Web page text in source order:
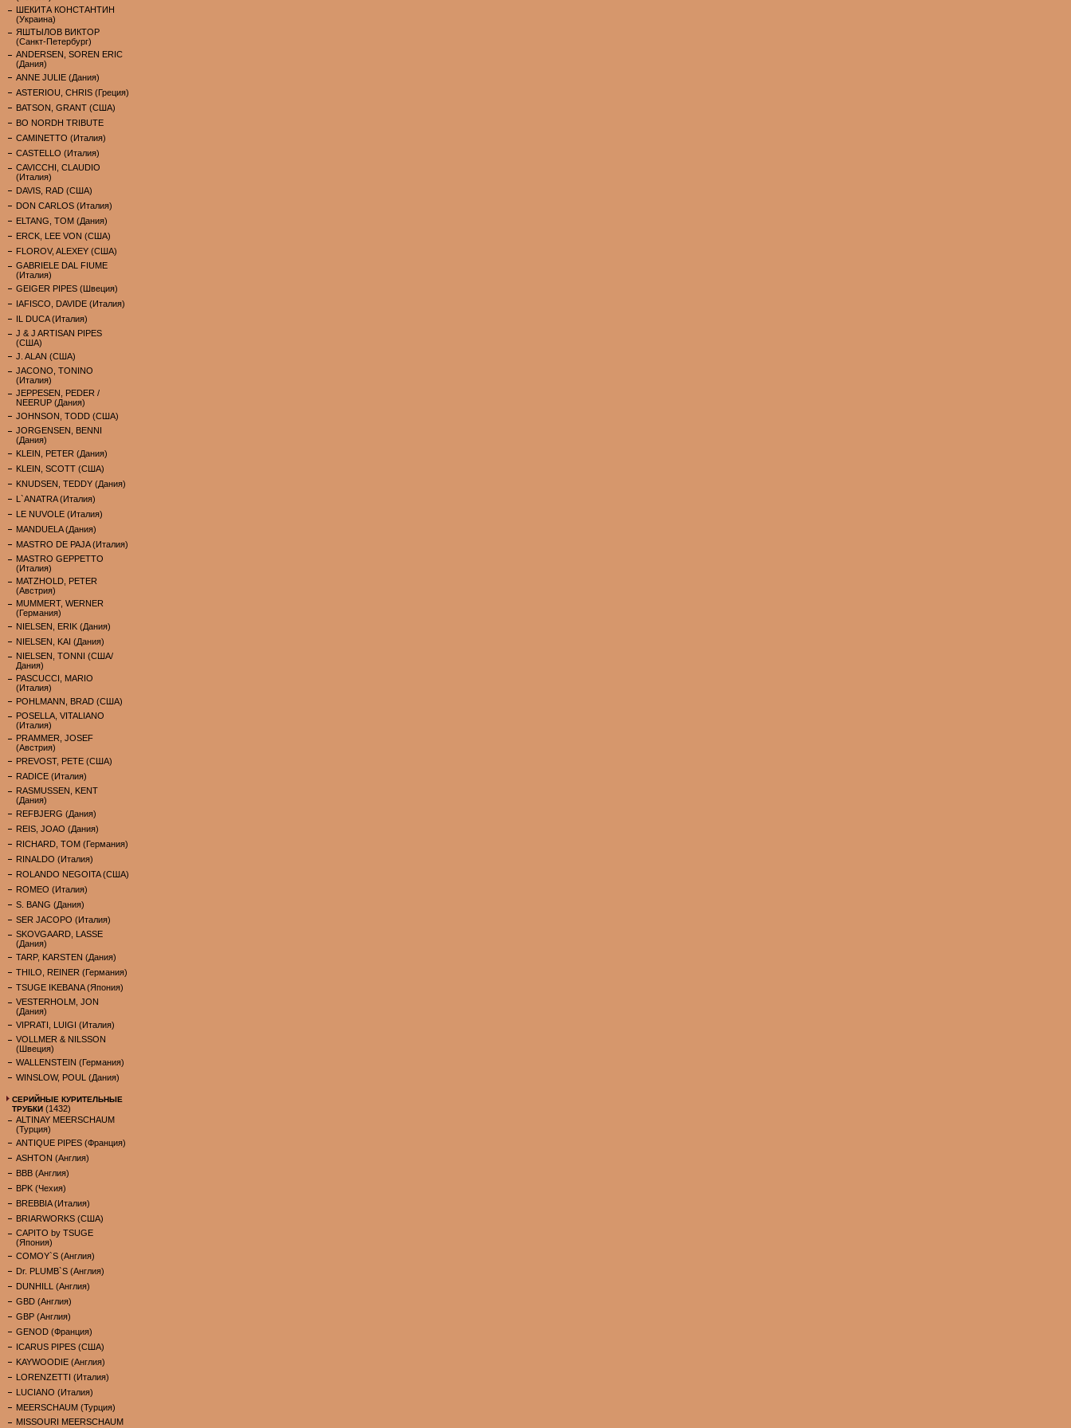
ШЕКИТА КОНСТАНТИН
(Украина)
ЯШТЫЛОВ ВИКТОР
(Санкт-Петербург)
ANDERSEN, SOREN ERIC
(Дания)
ANNE JULIE (Дания)
ASTERIOU, CHRIS (Греция)
BATSON, GRANT (США)
BO NORDH TRIBUTE
CAMINETTO (Италия)
CASTELLO (Италия)
CAVICCHI, CLAUDIO
(Италия)
DAVIS, RAD (США)
DON CARLOS (Италия)
ELTANG, TOM (Дания)
ERCK, LEE VON (США)
FLOROV, ALEXEY (США)
GABRIELE DAL FIUME
(Италия)
GEIGER PIPES (Швеция)
IAFISCO, DAVIDE (Италия)
IL DUCA (Италия)
J & J ARTISAN PIPES
(США)
J. ALAN (США)
JACONO, TONINO
(Италия)
JEPPESEN, PEDER /
NEERUP (Дания)
JOHNSON, TODD (США)
JORGENSEN, BENNI
(Дания)
KLEIN, PETER (Дания)
KLEIN, SCOTT (США)
KNUDSEN, TEDDY (Дания)
L`ANATRA (Италия)
LE NUVOLE (Италия)
MANDUELA (Дания)
MASTRO DE PAJA (Италия)
MASTRO GEPPETTO
(Италия)
MATZHOLD, PETER
(Австрия)
MUMMERT, WERNER
(Германия)
NIELSEN, ERIK (Дания)
NIELSEN, KAI (Дания)
NIELSEN, TONNI (США/
Дания)
PASCUCCI, MARIO
(Италия)
POHLMANN, BRAD (США)
POSELLA, VITALIANO
(Италия)
PRAMMER, JOSEF
(Австрия)
PREVOST, PETE (США)
RADICE (Италия)
RASMUSSEN, KENT
(Дания)
REFBJERG (Дания)
REIS, JOAO (Дания)
RICHARD, TOM (Германия)
RINALDO (Италия)
ROLANDO NEGOITA (США)
ROMEO (Италия)
S. BANG (Дания)
SER JACOPO (Италия)
SKOVGAARD, LASSE
(Дания)
TARP, KARSTEN (Дания)
THILO, REINER (Германия)
TSUGE IKEBANA (Япония)
VESTERHOLM, JON
(Дания)
VIPRATI, LUIGI (Италия)
VOLLMER & NILSSON
(Швеция)
WALLENSTEIN (Германия)
WINSLOW, POUL (Дания)
СЕРИЙНЫЕ КУРИТЕЛЬНЫЕ
ТРУБКИ (1432)
ALTINAY MEERSCHAUM
(Турция)
ANTIQUE PIPES (Франция)
ASHTON (Англия)
BBB (Англия)
BPK (Чехия)
BREBBIA (Италия)
BRIARWORKS (США)
CAPITO by TSUGE
(Япония)
COMOY`S (Англия)
Dr. PLUMB`S (Англия)
DUNHILL (Англия)
GBD (Англия)
GBP (Англия)
GENOD (Франция)
ICARUS PIPES (США)
KAYWOODIE (Англия)
LORENZETTI (Италия)
LUCIANO (Италия)
MEERSCHAUM (Турция)
MISSOURI MEERSCHAUM